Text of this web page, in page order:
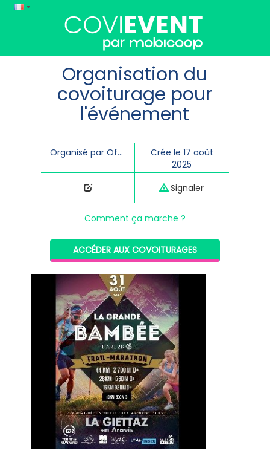
Organisation du
covoiturage pour
l'événement
Organisé par Office de Tourisme La Giettaz
Crée le 17 août
2025
Signaler
Comment ça marche ?
ACCÉDER AUX COVOITURAGES